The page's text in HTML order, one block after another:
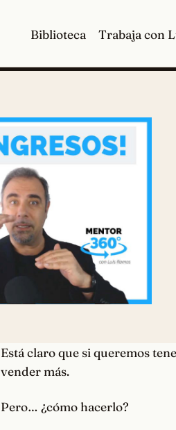
Biblioteca Trabaja con
Está claro que si queremos
vender más.
Pero… ¿cómo hacerlo?